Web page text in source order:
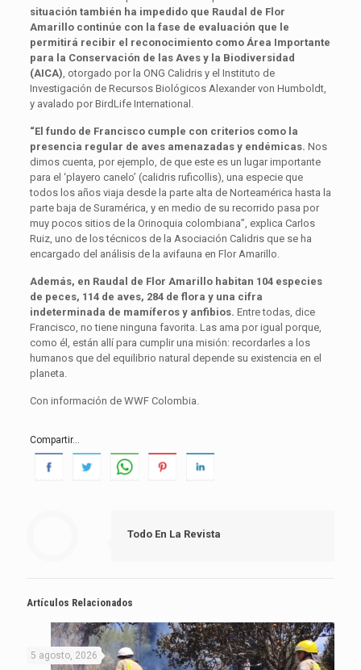
situación también ha impedido que Raudal de Flor
Amarillo continúe con la fase de evaluación que le
permitirá recibir el reconocimiento como Área Importante
para la Conservación de las Aves y la Biodiversidad
(AICA), otorgado por la ONG Calidris y el Instituto de
Investigación de Recursos Biológicos Alexander von Humboldt,
y avalado por BirdLife International.
“El fundo de Francisco cumple con criterios como la
presencia regular de aves amenazadas y endémicas. Nos
dimos cuenta, por ejemplo, de que este es un lugar importante
para el ‘playero canelo’ (calidris ruficollis), una especie que
todos los años viaja desde la parte alta de Norteamérica hasta la
parte baja de Suramérica, y en medio de su recorrido pasa por
muy pocos sitios de la Orinoquia colombiana”, explica Carlos
Ruiz, uno de los técnicos de la Asociación Calidris que se ha
encargado del análisis de la avifauna en Flor Amarillo.
Además, en Raudal de Flor Amarillo habitan 104 especies
de peces, 114 de aves, 284 de flora y una cifra
indeterminada de mamíferos y anfibios. Entre todas, dice
Francisco, no tiene ninguna favorita. Las ama por igual porque,
como él, están allí para cumplir una misión: recordarles a los
humanos que del equilibrio natural depende su existencia en el
planeta.
Con información de WWF Colombia.
Compartir...
Todo En La Revista
Artículos Relacionados
5 agosto, 2026